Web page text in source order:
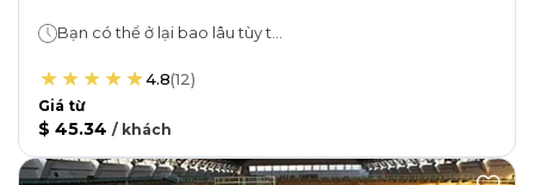
4.8(12)
Giá từ
$ 45.34 / khách